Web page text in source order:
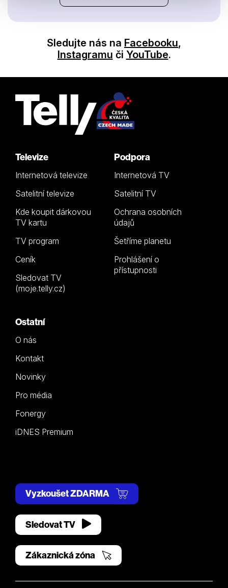
Sledujte nás na Facebooku,
Instagramu či YouTube.
Televize
Internetová televize
Satelitní televize
Kde koupit dárkovou
TV kartu
TV program
Ceník
Sledovat TV
(moje.telly.cz)
Podpora
Internetová TV
Satelitní TV
Ochrana osobních
údajů
Šetříme planetu
Prohlášení o
přístupnosti
Ostatní
O nás
Kontakt
Novinky
Pro média
Fonergy
iDNES Premium
Vyzkoušet ZDARMA
Sledovat TV
Zákaznická zóna